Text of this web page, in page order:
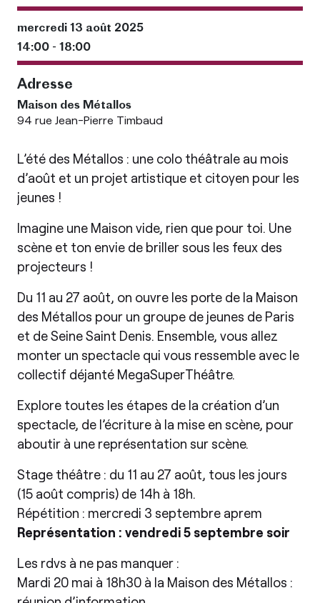
mercredi 13 août 2025
14:00 - 18:00
Adresse
Maison des Métallos
94 rue Jean-Pierre Timbaud
L’été des Métallos : une colo théâtrale au mois
d’août et un projet artistique et citoyen pour les
jeunes !
Imagine une Maison vide, rien que pour toi. Une
scène et ton envie de briller sous les feux des
projecteurs !
Du 11 au 27 août, on ouvre les porte de la Maison
des Métallos pour un groupe de jeunes de Paris
et de Seine Saint Denis. Ensemble, vous allez
monter un spectacle qui vous ressemble avec le
collectif déjanté MegaSuperThéâtre.
Explore toutes les étapes de la création d’un
spectacle, de l’écriture à la mise en scène, pour
aboutir à une représentation sur scène.
Stage théâtre : du 11 au 27 août, tous les jours
(15 août compris) de 14h à 18h.
Répétition : mercredi 3 septembre aprem
Représentation : vendredi 5 septembre soir
Les rdvs à ne pas manquer :
Mardi 20 mai à 18h30 à la Maison des Métallos :